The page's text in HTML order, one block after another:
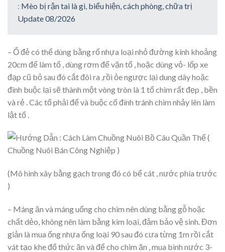
: Mèo bị rận tai là gì, biểu hiện, cách phòng, chữa trị
Update 08/2026
– Ổ đẻ có thể dùng bằng rổ nhựa loại nhỏ đường kính khoảng
20cm để làm tổ , dùng rơm để vặn tổ , hoặc dùng vỏ- lốp xe
đạp cũ bỏ sau đó cắt đôi ra ,rồi ỏe ngược lại dung dây hoặc
đinh buộc lại sẽ thành một vòng tròn là 1 tổ chim rất đẹp , bền
và rẻ . Các tổ phải để và buộc cố đính tránh chim nhảy lên làm
lật tổ .
(Mô hình xây bằng gạch trong đó có bể cát , nước phía trước
)
– Máng ăn và máng uống cho chim nên dùng bằng gỗ hoặc
chất dẻo, không nên làm bằng kim loại, đảm bảo vệ sinh. Đơn
giản là mua ống nhựa ống loại 90 sau đó cưa từng 1m rồi cắt
vát tạo khe đổ thức ăn và để cho chim ăn , mua bình nước 3-